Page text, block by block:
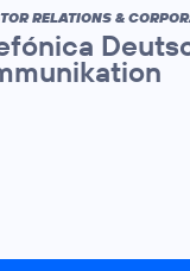
RELATIONS &